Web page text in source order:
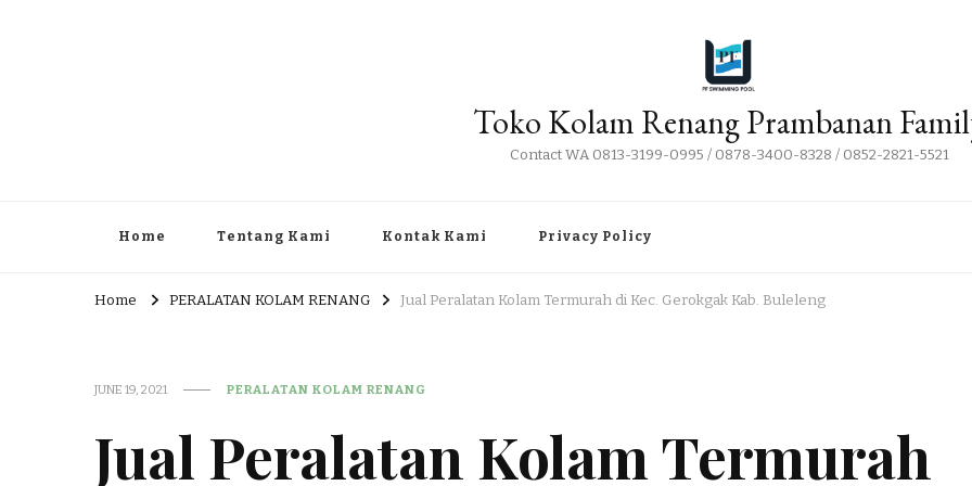
Toko Kolam Renang Prambanan
Contact WA 0813-3199-0995 / 0878-3400-8328 / 0852-2821-5521
Home Tentang Kami Kontak Kami Privacy Policy
Home PERALATAN KOLAM RENANG Jual Peralatan Kolam Termurah di Kec. Gerokgak Kab. Buleleng
JUNE 19, 2021 PERALATAN KOLAM RENANG
Jual Peralatan Kolam Termurah